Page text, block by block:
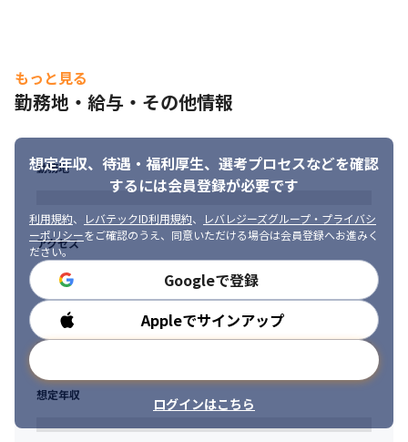
もっと見る
勤務地・給与・その他情報
想定年収、待遇・福利厚生、 選考プロセスなどを確認
するには会員登録が必要です
利用規約、 レバテックID利用規約、
レバレジーズグループ・プライバシ
ーポリシーをご確認のうえ、同意いただける場合は会員登録へお進みく
ださい。
Googleで登録
Appleでサインアップ
ログインはこちら
勤務地
アクセス
勤務時間
想定年収